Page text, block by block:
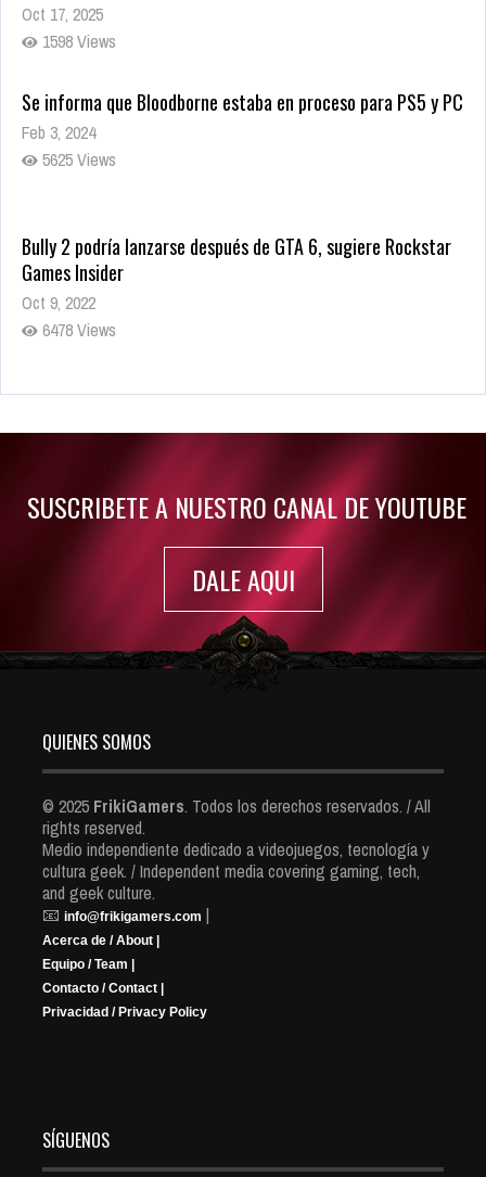
Oct 17, 2025
1598 Views
Se informa que Bloodborne estaba en proceso para PS5 y PC
Feb 3, 2024
5625 Views
Bully 2 podría lanzarse después de GTA 6, sugiere Rockstar
Games Insider
Oct 9, 2022
6478 Views
Rumor: Se filtran los primeros detalles de Resident Evil 9
SUSCRIBETE A NUESTRO CANAL DE YOUTUBE
DALE AQUI
QUIENES SOMOS
© 2025 FrikiGamers. Todos los derechos reservados. / All
rights reserved.
Medio independiente dedicado a videojuegos, tecnología y
cultura geek. / Independent media covering gaming, tech,
and geek culture.
📧 info@frikigamers.com |
Acerca de / About |
Equipo / Team |
Contacto / Contact |
Privacidad / Privacy Policy
SÍGUENOS